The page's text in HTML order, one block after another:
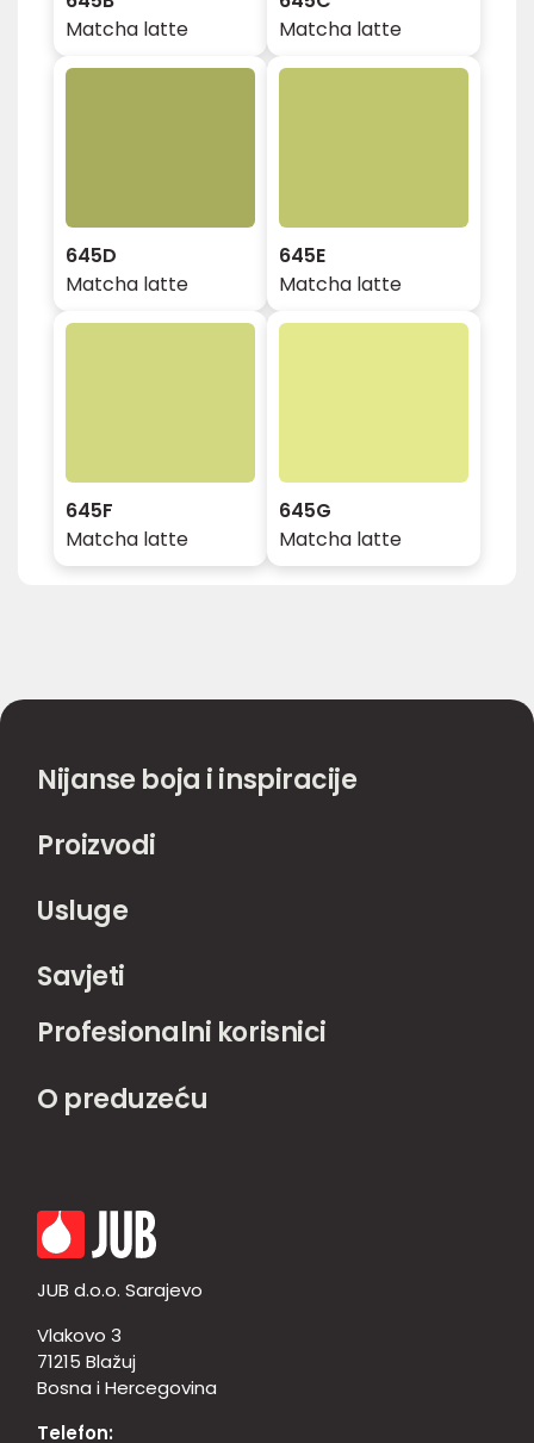
Matcha latte
Matcha latte
645D
Matcha latte
645E
Matcha latte
645F
Matcha latte
645G
Matcha latte
Nijanse boja i inspiracije
Proizvodi
Usluge
Savjeti
Profesionalni korisnici
O preduzeću
JUB d.o.o. Sarajevo
Vlakovo 3
71215 Blažuj
Bosna i Hercegovina
Telefon: